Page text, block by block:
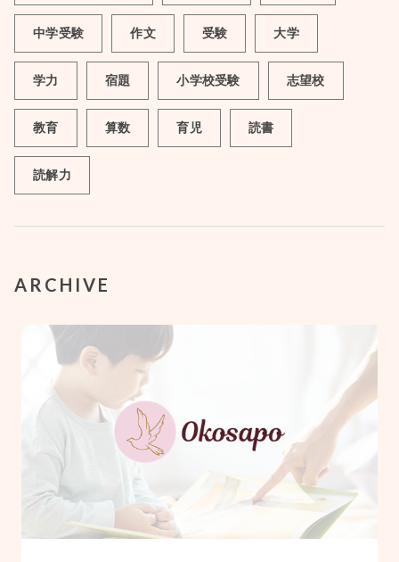
中学受験 作文 受験 大学
学力 宿題 小学校受験 志望校
教育 算数 育児 読書
読解力
ARCHIVE